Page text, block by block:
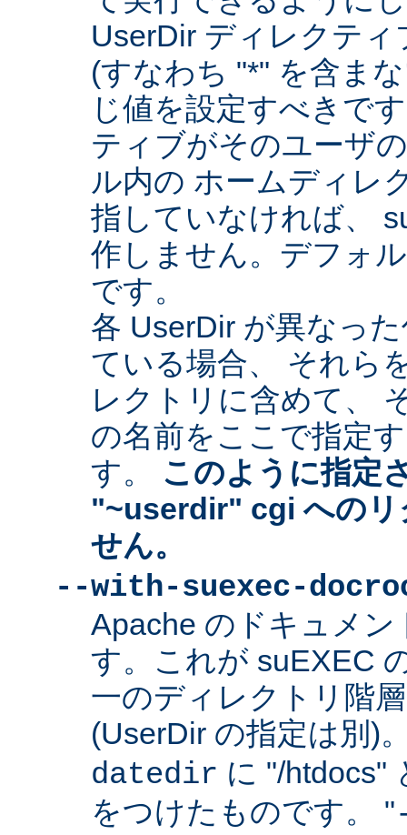
UserDir ディレクテ
(すなわち "*" を含ま
じ値を設定すべきで
ティブがそのユーザ
ル内の ホームディレ
指していなければ、
作しません。デフォ
です。
各 UserDir が異なっ
ている場合、 それら
レクトリに含めて、
の名前をここで指定
す。 このように指定
"~userdir" cgi へのリ
せん。
--with-suexec-
Apache のドキュメ
す。これが suEXEC
一のディレクトリ階
(UserDir の指定は別)
datedir に "/htdocs"
をつけたものです。 "